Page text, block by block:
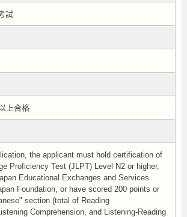
試
上合格
the applicant must hold certification of
Proficiency Test (JLPT) Level N2 or higher,
Educational Exchanges and Services
Foundation, or have scored 200 points or
section (total of Reading
Comprehension, and Listening-Reading